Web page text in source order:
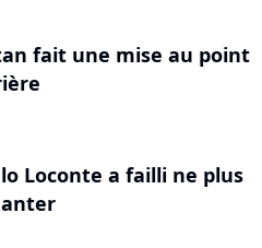
fait une mise au point
Loconte a failli ne plus